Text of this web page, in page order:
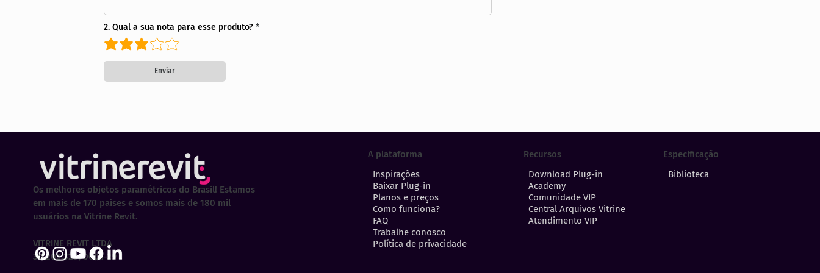
2. Qual a sua nota para esse produto?
Enviar
A plataforma
Inspirações
Baixar Plug-in
Planos e preços
Como funciona?
FAQ
Trabalhe conosco
Política de privacidade
Recursos
Download Plug-in
Academy
Comunidade VIP
Central Arquivos Vitrine
Atendimento VIP
Especificação
Biblioteca
Os melhores objetos paramétricos do Brasil! Estamos
em mais de 170 países e somos mais de 180 mil
usuários na Vitrine Revit.
VITRINE REVIT LTDA
30.202.323/0001-29